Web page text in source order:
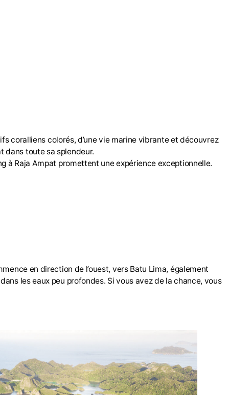
coralliens colorés, d’une vie marine vibrante et découvrez
dans toute sa splendeur.
à Raja Ampat promettent une expérience exceptionnelle.
en direction de l’ouest, vers Batu Lima, également
les eaux peu profondes. Si vous avez de la chance, vous